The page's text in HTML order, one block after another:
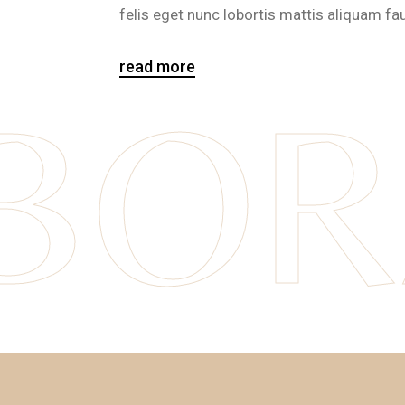
felis eget nunc lobortis mattis aliquam
read more